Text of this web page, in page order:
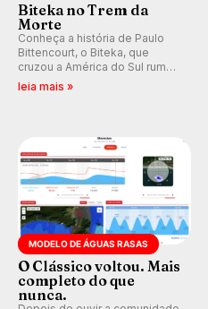
Biteka no Trem da
Morte
Conheça a história de Paulo
Bittencourt, o Biteka, que
cruzou a América do Sul rumo
ao Pacífico em uma jornada
leia mais »
MODELO DE ÁGUAS RASAS
O Clássico voltou. Mais
completo do que
nunca.